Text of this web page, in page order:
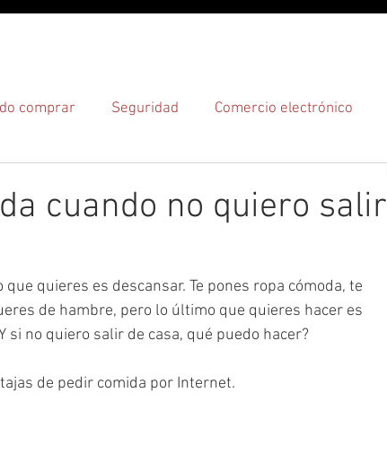
comprar Seguridad Comercio electrónico
cuando no quiero salir
quieres es descansar. Te pones ropa cómoda, te
de hambre, pero lo último que quieres hacer es
si no quiero salir de casa, qué puedo hacer?
de pedir comida por Internet.